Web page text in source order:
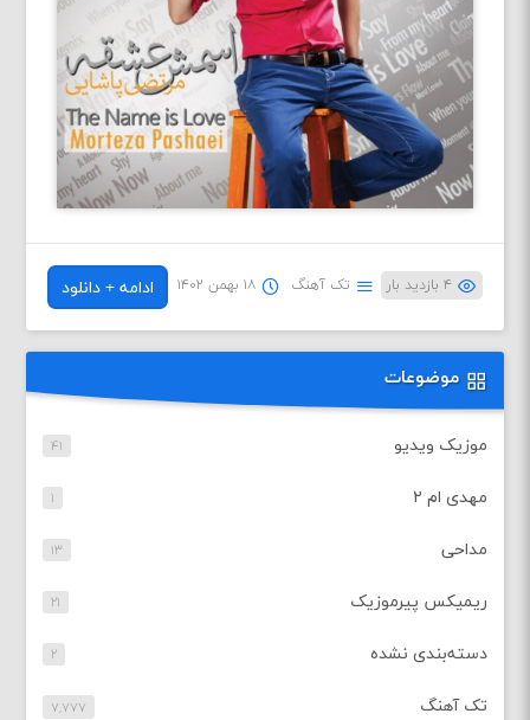
۴ بازدید بار تک آهنگ ۱۸ بهمن ۱۴۰۲ ادامه + دانلود
موضوعات
موزیک ویدیو ۴۱
مهدی ام ۲ ۱
مداحی ۱۳
ریمیکس پیرموزیک ۲۱
دسته‌بندی نشده ۲
تک آهنگ ۷,۷۷۷